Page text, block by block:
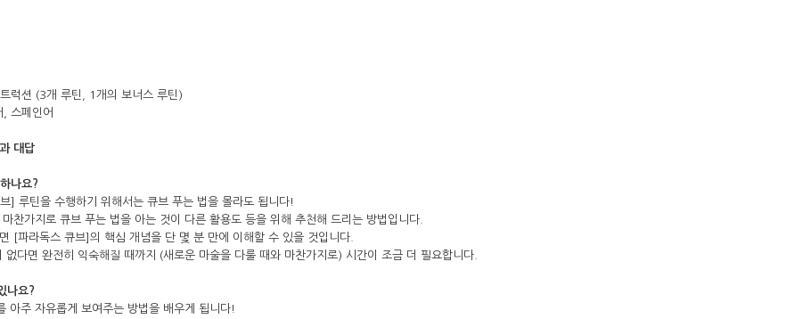
럭션 (3개 루틴, 1개의 보너스 루틴)
스페인어
대답
나요?
] 루틴을 수행하기 위해서는 큐브 푸는 법을 몰라도 됩니다!
찬가지로 큐브 푸는 법을 아는 것이 다른 활용도 등을 위해 추천해 드리는 방법입니다.
[파라독스 큐브]의 핵심 개념을 단 몇 분 만에 이해할 수 있을 것입니다.
없다면 완전히 익숙해질 때까지 (새로운 마술을 다룰 때와 마찬가지로) 시간이 조금 더 필요합니다.
나요?
아주 자유롭게 보여주는 방법을 배우게 됩니다!